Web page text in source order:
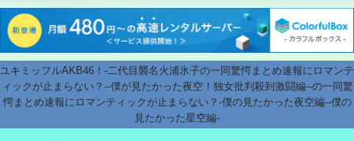
ユキミッフルAKB46！-二代目襲名火浦氷子の一同驚愕まとめ速報にロマンテ
ィックが止まらない？--僕が見たかった夜空！独女批判殺到激闘編--の一同驚
愕まとめ速報にロマンティックが止まらない？-僕の見たかった夜空編--僕の
見たかった星空編-